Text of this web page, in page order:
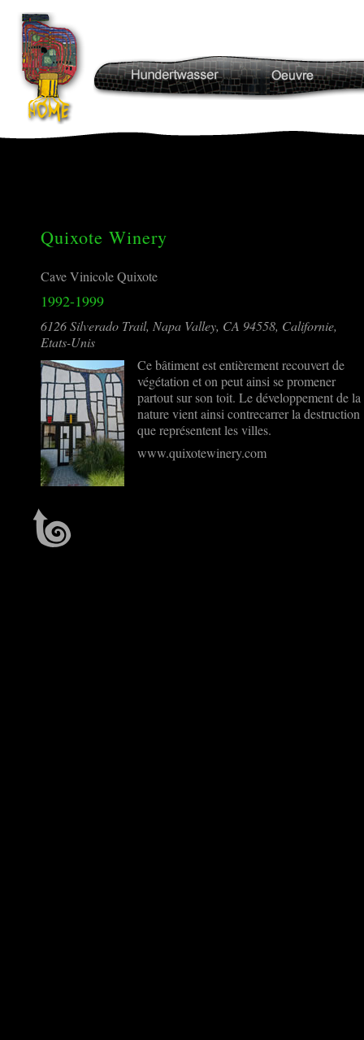
Quixote Winery
Cave Vinicole Quixote
1992-1999
6126 Silverado Trail, Napa Valley, CA 94558, Californie,
Etats-Unis
Ce bâtiment est entièrement recouvert de
végétation et on peut ainsi se promener
partout sur son toit. Le développement de la
nature vient ainsi contrecarrer la destruction
que représentent les villes.
www.quixotewinery.com